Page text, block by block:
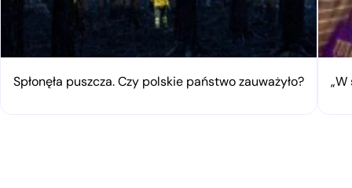
Spłonęła puszcza. Czy polskie państwo zauważyło?